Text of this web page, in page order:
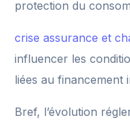
protection du
crise assurance et
influencer les
liées au financement
Bref, l’évolution